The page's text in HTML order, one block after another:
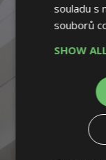
souladu s
souborů
SHOW